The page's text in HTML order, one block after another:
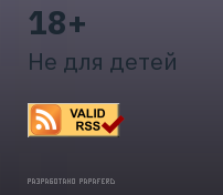
18+
Не для детей